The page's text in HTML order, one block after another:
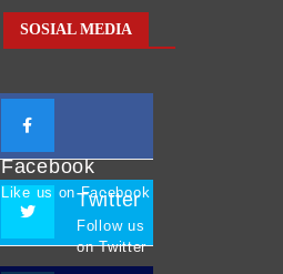
SOSIAL MEDIA
Facebook
Like us on Facebook
Twitter
Follow us
on Twitter